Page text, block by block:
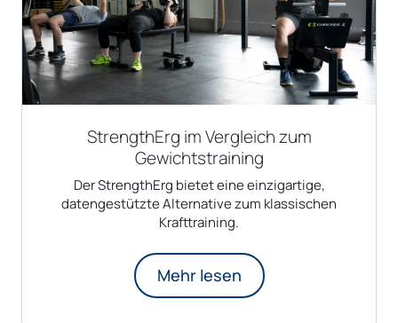
StrengthErg im Vergleich zum
Gewichtstraining
Der StrengthErg bietet eine einzigartige,
datengestützte Alternative zum klassischen
Krafttraining.
Mehr lesen